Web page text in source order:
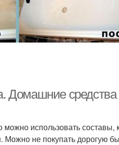
Домашние средства
использовать составы,
Можно не покупать дорогую